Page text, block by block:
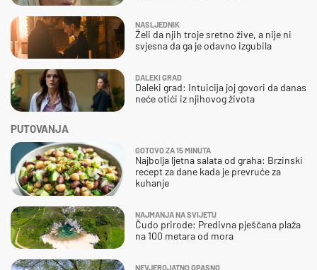
NASLJEDNIK
Želi da njih troje sretno žive, a nije ni
svjesna da ga je odavno izgubila
DALEKI GRAD
Daleki grad: Intuicija joj govori da danas
neće otići iz njihovog života
PUTOVANJA
GOTOVO ZA 15 MINUTA
Najbolja ljetna salata od graha: Brzinski
recept za dane kada je prevruće za
kuhanje
NAJMANJA NA SVIJETU
Čudo prirode: Predivna pješčana plaža
na 100 metara od mora
NEVJEROJATNO OPASNO